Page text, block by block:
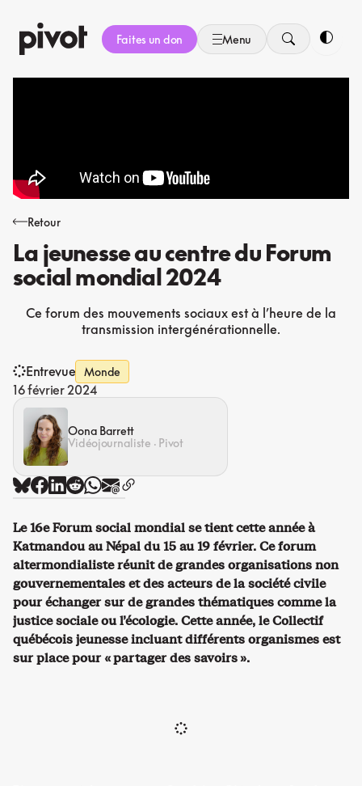
au
contenu
Faites un don Menu
Retour
La jeunesse au centre du Forum
social mondial 2024
Ce forum des mouvements sociaux est à l’heure de la
transmission intergénérationnelle.
Entrevue Monde
16 février 2024
Oona Barrett
Vidéojournaliste · Pivot
Le 16e Forum social mondialse tient cette année à
Katmandou au Népal du 15 au 19 février. Ce forum
altermondialiste réunit de grandes organisations non
gouvernementales et des acteurs de la société civile
pour échanger sur de grandes thématiques comme la
justice sociale ou l’écologie. Cette année, le Collectif
québécois jeunesse incluant différents organismes est
sur place pour « partager des savoirs ».